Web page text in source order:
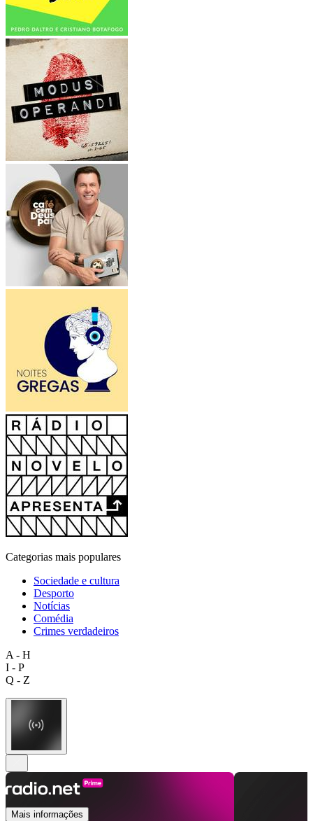
Categorias mais populares
Sociedade e cultura
Desporto
Notícias
Comédia
Crimes verdadeiros
A - H
I - P
Q - Z
Mais informações